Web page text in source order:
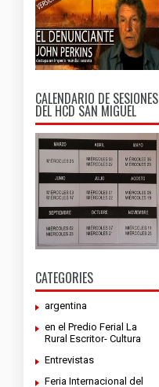
CALENDARIO DE SESIONES
DEL HCD SAN MIGUEL
CATEGORIES
argentina
en el Predio Ferial La
Rural Escritor- Cultura
Entrevistas
Feria Internacional del